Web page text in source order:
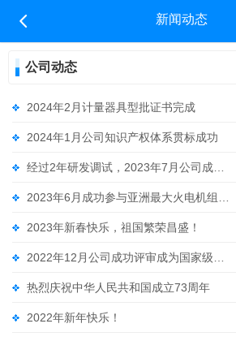
 新闻动态
公司动态
2024年2月计量器具型批证书完成
2024年1月公司知识产权体系贯标成功
经过2年研发调试，2023年7月公司成功推出品灰斗灰载荷监测
2023年6月成功参与亚洲最大火电机组（国家能源泰州电厂）二
2023年新春快乐，祖国繁荣昌盛！
2022年12月公司成功评审成为国家级高新技术企业
热烈庆祝中华人民共和国成立73周年
2022年新年快乐！